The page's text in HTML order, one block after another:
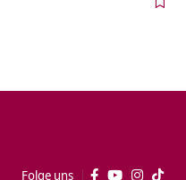
Folge uns